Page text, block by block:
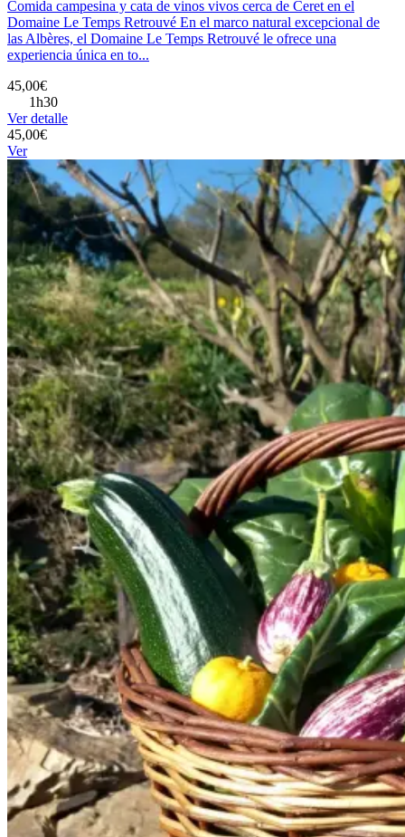
Comida campesina y cata de vinos vivos cerca de Ceret en el
Domaine Le Temps Retrouvé En el marco natural excepcional de
las Albères, el Domaine Le Temps Retrouvé le ofrece una
experiencia única en to...
45,00€
1h30
Ver detalle
45,00€
Ver